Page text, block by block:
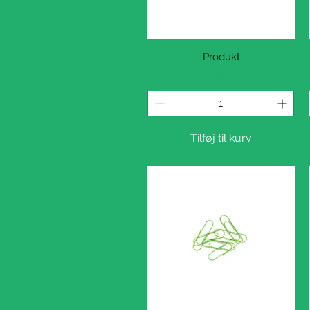
Hurtigvisning
Produkt
Tilføj til kurv